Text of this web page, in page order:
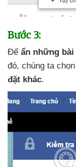
Bước 3:
Để ẩn những
đó, chúng ta chọn
đặt khác.